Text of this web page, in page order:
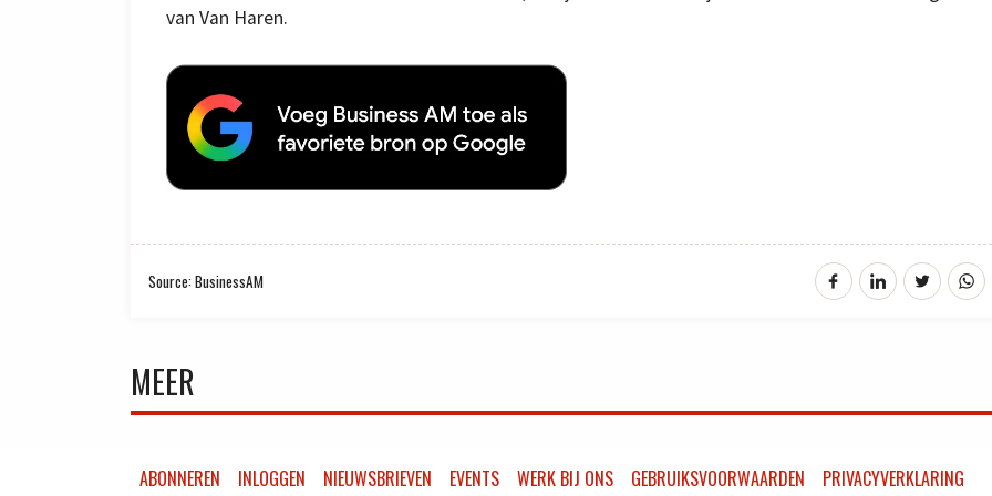
van Van Haren.
Source: BusinessAM
MEER
ABONNEREN INLOGGEN NIEUWSBRIEVEN EVENTS WERK BIJ ONS GEBRUIKSVOORWAARDEN PRIVACYVERKLARING